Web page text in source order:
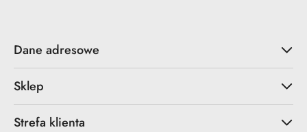
Dane adresowe
Sklep
Strefa klienta